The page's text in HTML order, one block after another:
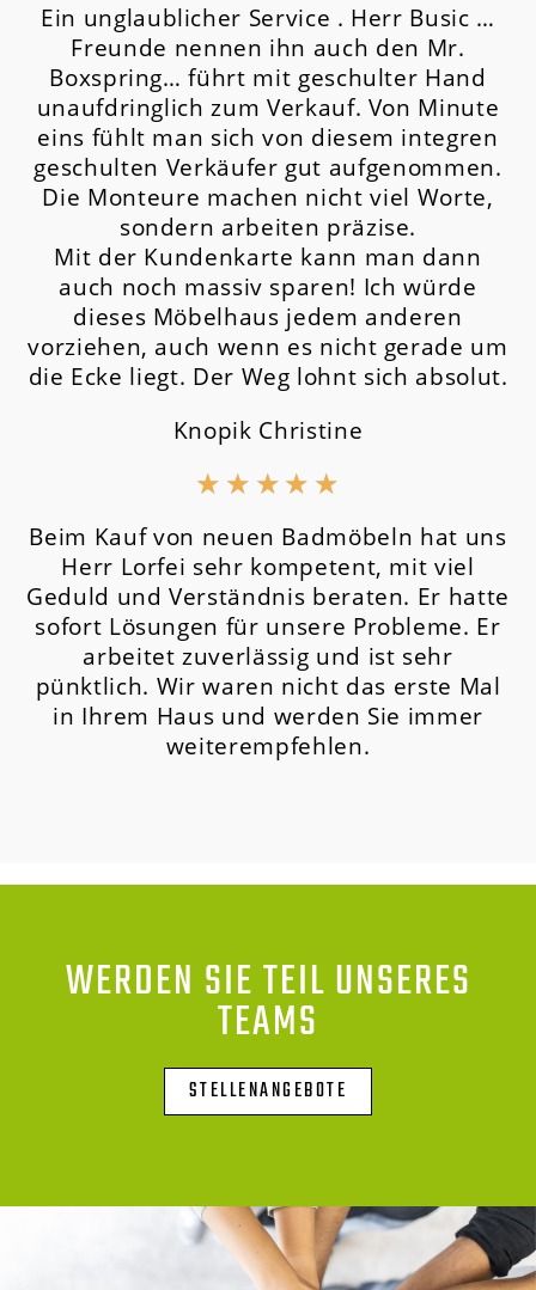
Ein unglaublicher Service . Herr Busic …
Freunde nennen ihn auch den Mr.
Boxspring… führt mit geschulter Hand
unaufdringlich zum Verkauf. Von Minute
eins fühlt man sich von diesem integren
geschulten Verkäufer gut aufgenommen.
Die Monteure machen nicht viel Worte,
sondern arbeiten präzise.
Mit der Kundenkarte kann man dann
auch noch massiv sparen! Ich würde
dieses Möbelhaus jedem anderen
vorziehen, auch wenn es nicht gerade um
die Ecke liegt. Der Weg lohnt sich absolut.
Knopik Christine
★ ★ ★ ★ ★
Beim Kauf von neuen Badmöbeln hat uns
Herr Lorfei sehr kompetent, mit viel
Geduld und Verständnis beraten. Er hatte
sofort Lösungen für unsere Probleme. Er
arbeitet zuverlässig und ist sehr
pünktlich. Wir waren nicht das erste Mal
in Ihrem Haus und werden Sie immer
weiterempfehlen.
WERDEN SIE TEIL UNSERES
TEAMS
STELLENANGEBOTE